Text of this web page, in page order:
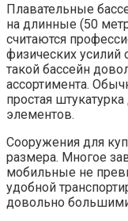
Плавательные
на длинные (50
считаются
физических усилий
такой бассейн
ассортимента.
простая
элементов.
Сооружения для
размера. Многое
мобильные не
удобной
довольно